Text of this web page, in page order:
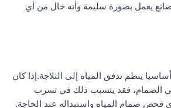
يعمل بصورة سليمة وأنه خال من أي
ينظم تدفق المياه إلى الثلاجة.إذا كان
الصمام، فقد يتسبب ذلك في تسرب
فحص صمام المياه واستبداله عند الحاجة.